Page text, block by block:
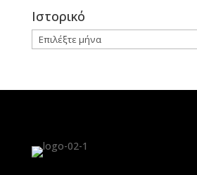
Ιστορικό
Ιστορικό